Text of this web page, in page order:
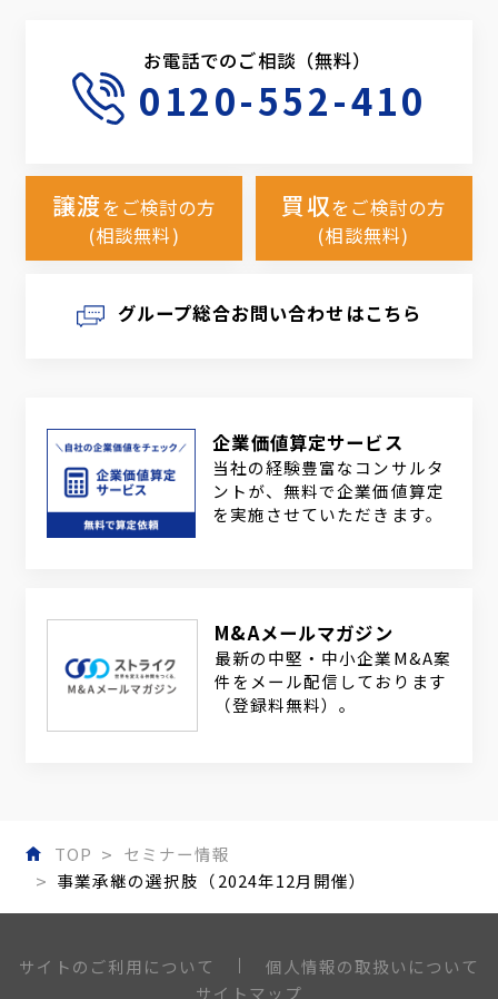
お電話でのご相談（無料）
0120-552-410
譲渡をご検討の方
(相談無料)
買収をご検討の方
(相談無料)
グループ総合お問い合わせはこちら
企業価値算定サービス
当社の経験豊富なコンサルタ
ントが、無料で企業価値算定
を実施させていただきます。
M&Aメールマガジン
最新の中堅・中小企業M&A案
件をメール配信しております
（登録料無料）。
TOP
セミナー情報
事業承継の選択肢（2024年12月開催）
サイトのご利用について
個人情報の取扱いについて
サイトマップ